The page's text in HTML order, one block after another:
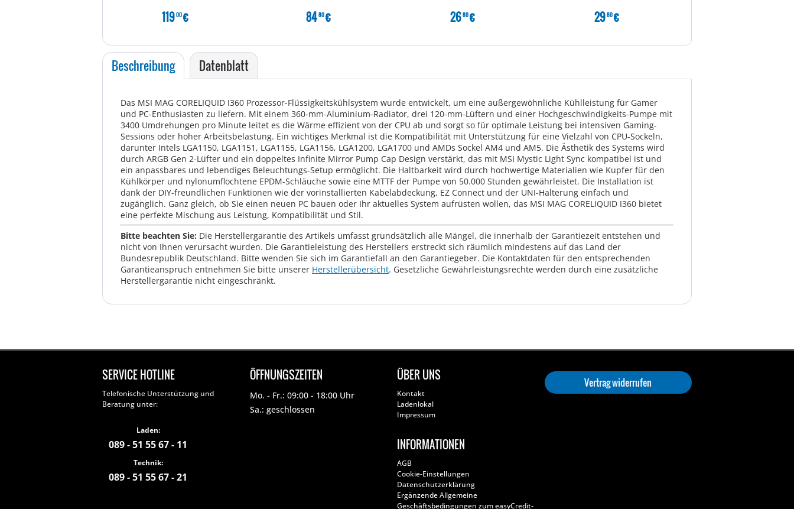
11900€ 8480€ 2680€ 2980€
Beschreibung Datenblatt
Das MSI MAG CORELIQUID I360 Prozessor-Flüssigkeitskühlsystem wurde entwickelt, um eine außergewöhnliche Kühlleistung für Gamer
und PC-Enthusiasten zu liefern. Mit einem 360-mm-Aluminium-Radiator, drei 120-mm-Lüftern und einer Hochgeschwindigkeits-Pumpe mit
3400 Umdrehungen pro Minute leitet es die Wärme effizient von der CPU ab und sorgt so für optimale Leistung bei intensiven Gaming-
Sessions oder hoher Arbeitsbelastung. Ein wichtiges Merkmal ist die Kompatibilität mit Unterstützung für eine Vielzahl von CPU-Sockeln,
darunter Intels LGA1150, LGA1151, LGA1155, LGA1156, LGA1200, LGA1700 und AMDs Sockel AM4 und AM5. Die Ästhetik des Systems wird
durch ARGB Gen 2-Lüfter und ein doppeltes Infinite Mirror Pump Cap Design verstärkt, das mit MSI Mystic Light Sync kompatibel ist und
ein anpassbares und lebendiges Beleuchtungs-Setup ermöglicht. Die Haltbarkeit wird durch hochwertige Materialien wie Kupfer für den
Kühlkörper und nylonumflochtene EPDM-Schläuche sowie eine MTTF der Pumpe von 50.000 Stunden gewährleistet. Die Installation ist
dank der DIY-freundlichen Funktionen wie der vorinstallierten Kabelabdeckung, EZ Connect und der UNI-Halterung einfach und
zugänglich. Ganz gleich, ob Sie einen neuen PC bauen oder Ihr aktuelles System aufrüsten wollen, das MSI MAG CORELIQUID I360 bietet
eine perfekte Mischung aus Leistung, Kompatibilität und Stil.
Bitte beachten Sie: Die Herstellergarantie des Artikels umfasst grundsätzlich alle Mängel, die innerhalb der Garantiezeit entstehen und
nicht von Ihnen verursacht wurden. Die Garantieleistung des Herstellers erstreckt sich räumlich mindestens auf das Land der
Bundesrepublik Deutschland. Bitte wenden Sie sich im Garantiefall an den Garantiegeber. Die Kontaktdaten für den entsprechenden
Garantieanspruch entnehmen Sie bitte unserer Herstellerübersicht. Gesetzliche Gewährleistungsrechte werden durch eine zusätzliche
Herstellergarantie nicht eingeschränkt.
SERVICE HOTLINE
Telefonische Unterstützung und
Beratung unter:
Laden:
089 - 51 55 67 - 11
Technik:
089 - 51 55 67 - 21
ÖFFNUNGSZEITEN
Mo. - Fr.: 09:00 - 18:00 Uhr
Sa.: geschlossen
ÜBER UNS
Kontakt
Ladenlokal
Impressum
INFORMATIONEN
AGB
Cookie-Einstellungen
Datenschutzerklärung
Ergänzende Allgemeine
Geschäftsbedingungen zum easyCredit-
Vertrag widerrufen